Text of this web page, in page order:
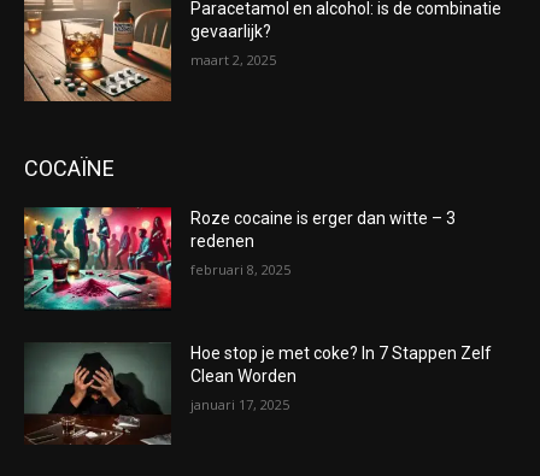
Paracetamol en alcohol: is de combinatie
gevaarlijk?
maart 2, 2025
COCAÏNE
Roze cocaine is erger dan witte – 3
redenen
februari 8, 2025
Hoe stop je met coke? In 7 Stappen Zelf
Clean Worden
januari 17, 2025